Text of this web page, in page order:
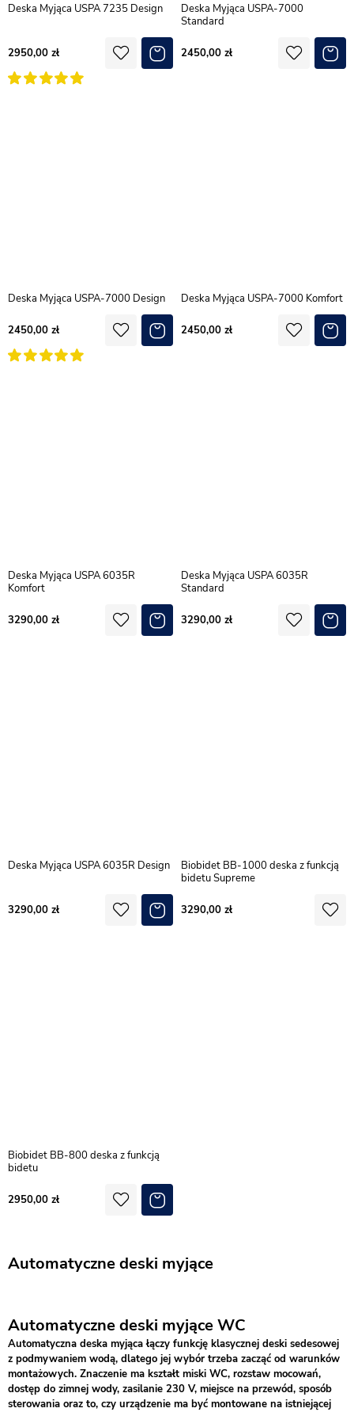
Automatyczne deski myjące
Automatyczne deski myjące WC
Automatyczna deska myjąca łączy funkcję klasycznej deski sedesowej
z podmywaniem wodą, dlatego jej wybór trzeba zacząć od warunków
montażowych. Znaczenie ma kształt miski WC, rozstaw mocowań,
dostęp do zimnej wody, zasilanie 230 V, miejsce na przewód, sposób
sterowania oraz to, czy urządzenie ma być montowane na istniejącej
Deska Myjąca USPA 7235 Design
2950,00
Deska Myjąca USPA-7000
Standard
2450,00
Deska Myjąca USPA-7000 Design
2450,00
Deska Myjąca USPA-7000 Komfort
2450,00
Deska Myjąca USPA 6035R
Komfort
3290,00
Deska Myjąca USPA 6035R
Standard
3290,00
Deska Myjąca USPA 6035R Design
3290,00
Biobidet BB-1000 deska z funkcją
bidetu Supreme
3290,00
Biobidet BB-800 deska z funkcją
bidetu
2950,00